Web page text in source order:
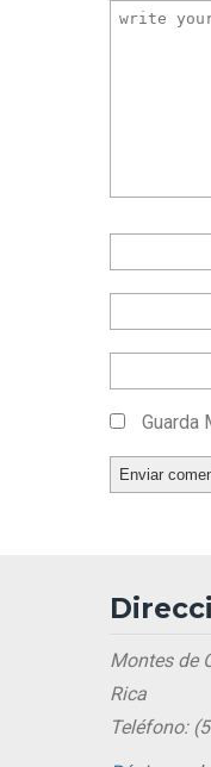
Guarda
Montes de
Rica
Teléfono: